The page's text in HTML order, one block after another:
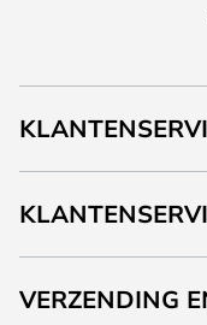
VERZENDING